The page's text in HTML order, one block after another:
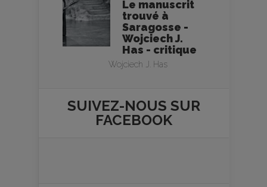
Le manuscrit
trouvé à
Saragosse -
Wojciech J.
Has - critique
Wojciech J. Has
SUIVEZ-NOUS SUR
FACEBOOK